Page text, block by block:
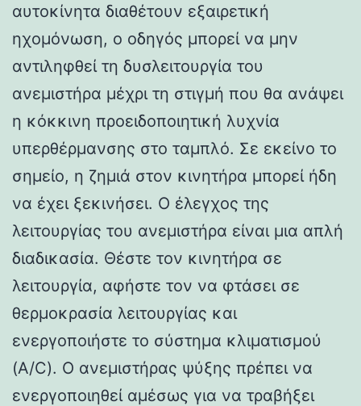
αυτοκίνητα διαθέτουν εξαιρετική
ηχομόνωση, ο οδηγός μπορεί να μην
αντιληφθεί τη δυσλειτουργία του
ανεμιστήρα μέχρι τη στιγμή που θα ανάψει
η κόκκινη προειδοποιητική λυχνία
υπερθέρμανσης στο ταμπλό. Σε εκείνο το
σημείο, η ζημιά στον κινητήρα μπορεί ήδη
να έχει ξεκινήσει. Ο έλεγχος της
λειτουργίας του ανεμιστήρα είναι μια απλή
διαδικασία. Θέστε τον κινητήρα σε
λειτουργία, αφήστε τον να φτάσει σε
θερμοκρασία λειτουργίας και
ενεργοποιήστε το σύστημα κλιματισμού
(A/C). Ο ανεμιστήρας ψύξης πρέπει να
ενεργοποιηθεί αμέσως για να τραβήξει